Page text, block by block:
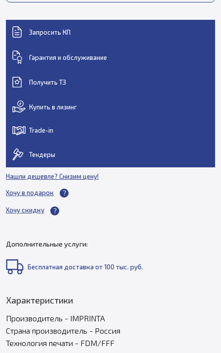
Запросить КП
Гарантия и обслуживание
Получить ТЗ
Купить в лизинг
Trade-in
Тендеры
Нашли дешевле? Снизим цену!
Хочу в подарок
Хочу скидку
Дополнительные услуги:
Бесплатная доставка от 100 тыс. руб.
Характеристики
Производитель - IMPRINTA
Страна производитель - Россия
Технология печати - FDM/FFF